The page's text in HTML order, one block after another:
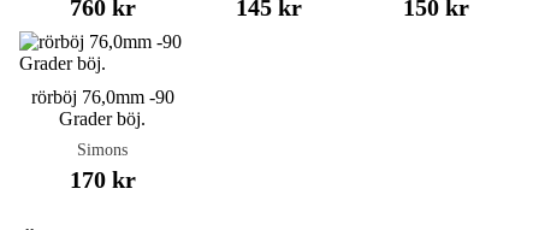
760 kr 145 kr 150 kr
rörböj 76,0mm -90
Grader böj.
Simons
170 kr